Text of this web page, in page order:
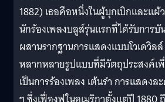
1882) เธอคือหนึ่งในผู้บุกเบิกและแ
นักร้องเพลงบลูส์รุ่นแรกที่ได้รับการบั
ผสานรากฐานการแสดงแบบโวเดวิล
หลากหลายรูปแบบที่มีวัตถุประสงค์เ
เป็นการร้องเพลง เต้นรำ การแสดง